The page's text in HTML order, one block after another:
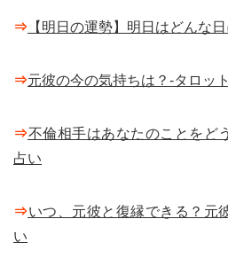
⇒ 【明日の運勢】明日はどんな
⇒元彼の今の気持ちは？-タロッ
⇒不倫相手はあなたのことをど
占い
⇒いつ、元彼と復縁できる？元
い